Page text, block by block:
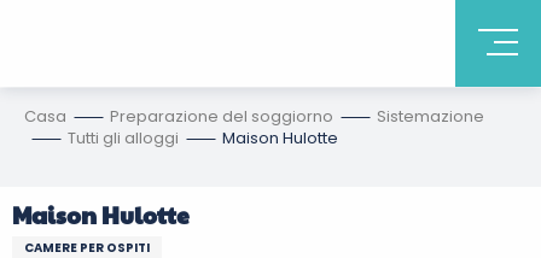
Casa Preparazione del soggiorno
Sistemazione
Tutti gli alloggi
Maison Hulotte
Maison Hulotte
CAMERE PER OSPITI